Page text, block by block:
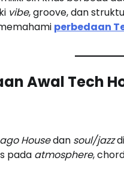
vibe, groove, dan
perbedaan
Awal Tech
Housedan soul/jazz
pada atmosphere,